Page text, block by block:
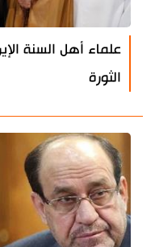
علماء أهل السنة
الثورة